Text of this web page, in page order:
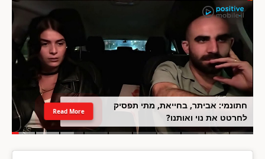
חתונמי: אביתר, בחייאת, מתי תפסיק
לחרטט את נוי ואותנו?
Read More